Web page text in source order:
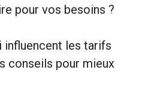
pour vos besoins ?
influencent les tarifs
conseils pour mieux